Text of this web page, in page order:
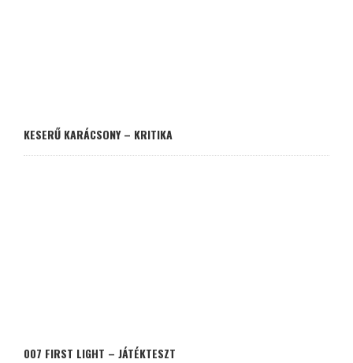
KESERŰ KARÁCSONY – KRITIKA
007 FIRST LIGHT – JÁTÉKTESZT